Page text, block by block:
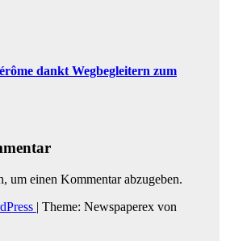
dankt Wegbegleitern zum
um einen Kommentar abzugeben.
| Theme: Newspaperex von